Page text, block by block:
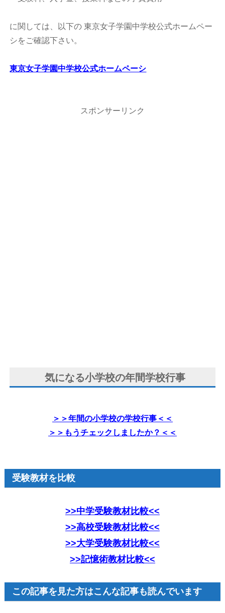
に関しては、以下の 東京女子学園中学校公式ホームペー
シをご確認下さい。
東京女子学園中学校公式ホームペーシ
スポンサーリンク
気になる小学校の年間学校行事
＞＞年間の小学校の学校行事＜＜
＞＞もうチェックしましたか？＜＜
受験教材を比較
>>中学受験教材比較<<
>>高校受験教材比較<<
>>大学受験教材比較<<
>>記憶術教材比較<<
この記事を見た方はこんな記事も読んでいます